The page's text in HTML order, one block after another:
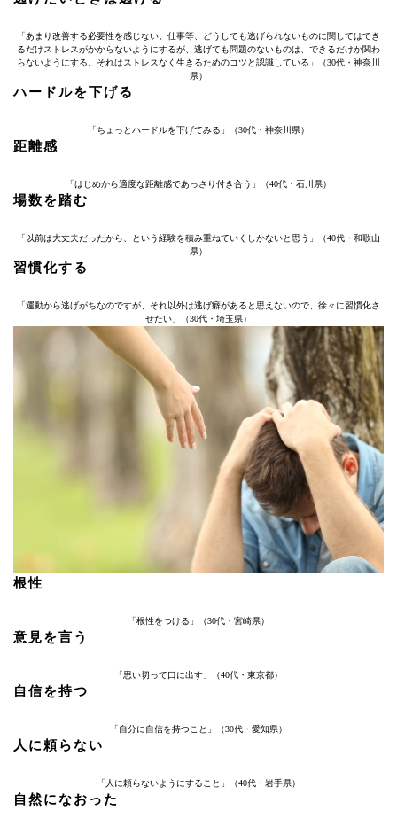
「あまり改善する必要性を感じない。仕事等、どうしても逃げられないものに関してはでき
るだけストレスがかからないようにするが、逃げても問題のないものは、できるだけか関わ
らないようにする。それはストレスなく生きるためのコツと認識している」（30代・神奈川
県）
ハードルを下げる
「ちょっとハードルを下げてみる」（30代・神奈川県）
距離感
「はじめから適度な距離感であっさり付き合う」（40代・石川県）
場数を踏む
「以前は大丈夫だったから、という経験を積み重ねていくしかないと思う」（40代・和歌山
県）
習慣化する
「運動から逃げがちなのですが、それ以外は逃げ癖があると思えないので、徐々に習慣化さ
せたい」（30代・埼玉県）
根性
「根性をつける」（30代・宮崎県）
意見を言う
「思い切って口に出す」（40代・東京都）
自信を持つ
「自分に自信を持つこと」（30代・愛知県）
人に頼らない
「人に頼らないようにすること」（40代・岩手県）
自然になおった